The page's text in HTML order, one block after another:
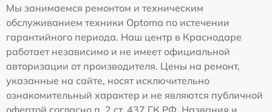
Мы занимаемся ремонтом и техническим
обслуживанием техники Optoma по истечении
гарантийного периода. Наш центр в Краснодаре
работает независимо и не имеет официальной
авторизации от производителя. Цены на ремонт,
указанные на сайте, носят исключительно
ознакомительный характер и не являются публичной
офертой согласно п. 2 ст. 437 ГК РФ. Названия и